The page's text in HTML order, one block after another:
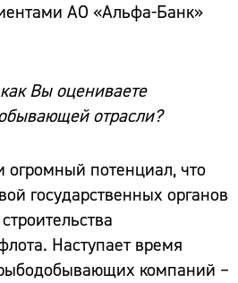
АО «Альфа-Банк»
Вы оцениваете
отрасли?
огромный потенциал, что
государственных органов
Наступает время
компаний –